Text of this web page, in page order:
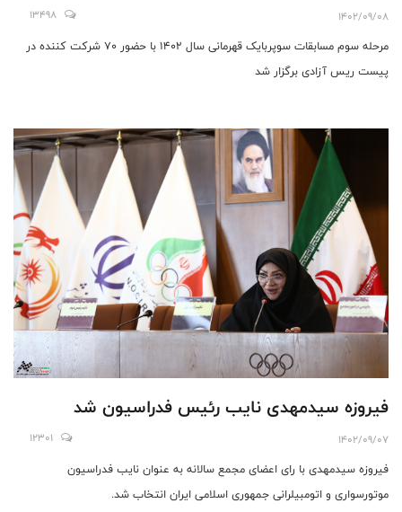
1402/09/08
13498
مرحله سوم مسابقات سوپربایک قهرمانی سال ۱۴۰۲ با حضور ۷۰ شرکت کننده در
پیست ریس آزادی برگزار شد
فیروزه سیدمهدی نایب رئیس فدراسیون شد
1402/09/07
12301
فیروزه سیدمهدی با رای اعضای مجمع سالانه به عنوان نایب فدراسیون
موتورسواری و اتومبیلرانی جمهوری اسلامی ایران انتخاب شد.